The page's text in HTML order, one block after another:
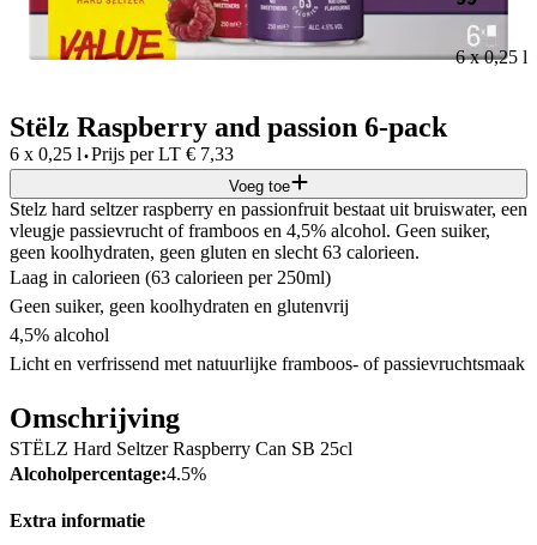
6 x 0,25 l
Stëlz Raspberry and passion 6-pack
6 x 0,25 l·Prijs per LT € 7,33
Voeg toe
Stelz hard seltzer raspberry en passionfruit bestaat uit bruiswater, een
vleugje passievrucht of framboos en 4,5% alcohol. Geen suiker,
geen koolhydraten, geen gluten en slecht 63 calorieen.
Laag in calorieen (63 calorieen per 250ml)
Geen suiker, geen koolhydraten en glutenvrij
4,5% alcohol
Licht en verfrissend met natuurlijke framboos- of passievruchtsmaak
Omschrijving
STËLZ Hard Seltzer Raspberry Can SB 25cl
Alcoholpercentage:4.5%
Extra informatie